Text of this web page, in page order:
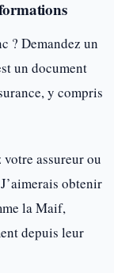
? Demandez un
un document
y compris
assureur ou
obtenir
la Maif,
depuis leur